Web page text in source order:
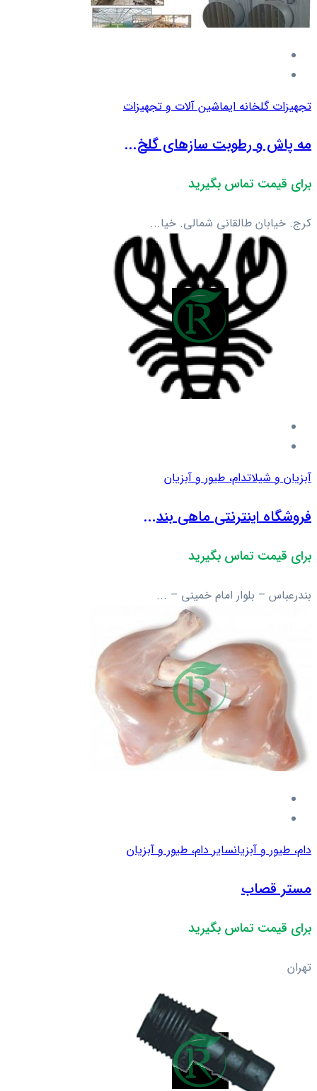
تجهیزات گلخانه ایماشین آلات و تجهیزات
مه پاش و رطوبت سازهای گلخ...
برای قیمت تماس بگیرید
کرج. خیابان طالقانی شمالی. خیا...
آبزیان و شیلاتدام، طیور و آبزیان
فروشگاه اینترنتی ماهی بند...
برای قیمت تماس بگیرید
بندرعباس – بلوار امام خمینی – ...
دام، طیور و آبزیانسایر دام، طیور و آبزیان
مستر قصاب
برای قیمت تماس بگیرید
تهران